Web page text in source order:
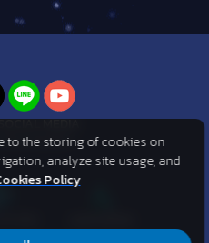
MEDIA
ารจาก PlayPark
to the storing of cookies on
analyze site usage, and
Policy